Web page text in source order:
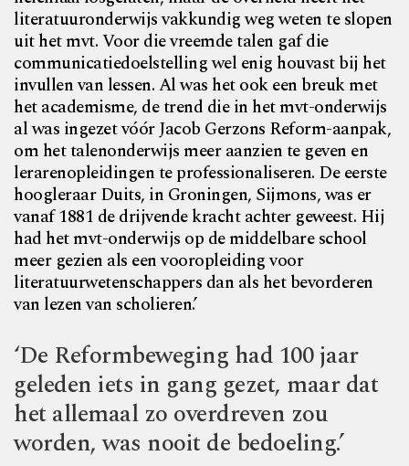
literatuuronderwijs vakkundig weg weten te slopen
uit het mvt. Voor die vreemde talen gaf die
communicatiedoelstelling wel enig houvast bij het
invullen van lessen. Al was het ook een breuk met
het academisme, de trend die in het mvt-onderwijs
al was ingezet vóór Jacob Gerzons Reform-aanpak,
om het talenonderwijs meer aanzien te geven en
lerarenopleidingen te professionaliseren. De eerste
hoogleraar Duits, in Groningen, Sijmons, was er
vanaf 1881 de drijvende kracht achter geweest. Hij
had het mvt-onderwijs op de middelbare school
meer gezien als een vooropleiding voor
literatuurwetenschappers dan als het bevorderen
van lezen van scholieren.’
‘De Reformbeweging had 100 jaar
geleden iets in gang gezet, maar dat
het allemaal zo overdreven zou
worden, was nooit de bedoeling.’